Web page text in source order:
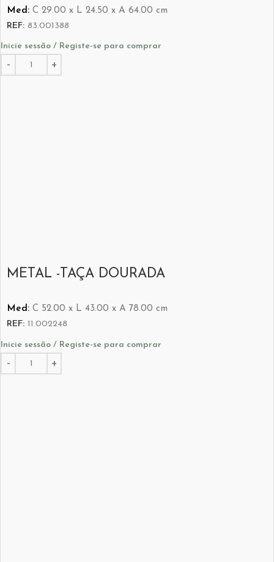
Med: C 29.00 x L 24.50 x A 64.00 cm
REF: 83.001388
Inicie sessão / Registe-se para comprar
METAL -TAÇA DOURADA
Med: C 52.00 x L 43.00 x A 78.00 cm
REF: 11.002248
Inicie sessão / Registe-se para comprar